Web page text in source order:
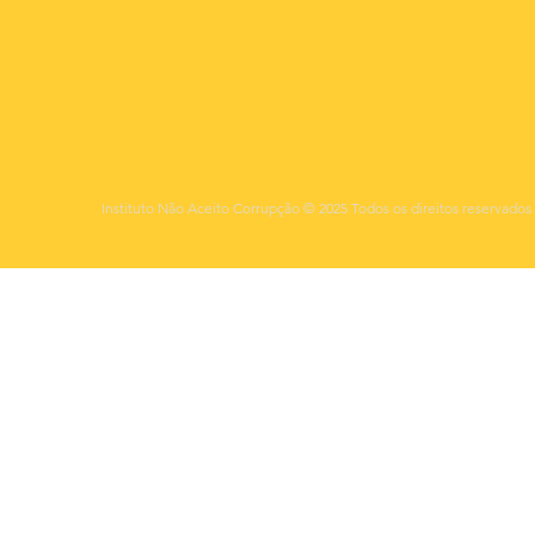
Instituto Não Aceito Corrupção © 2025 Todos os direitos